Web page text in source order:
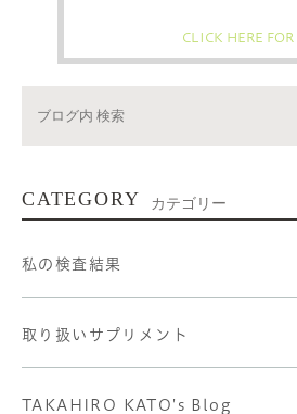
CLICK HERE
CATEGORY カテゴリー
私の検査結果
取り扱いサプリメント
TAKAHIRO KATO's Blog